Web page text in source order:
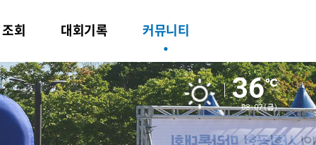
회 대회기록 커뮤니티
36
08.07(금)